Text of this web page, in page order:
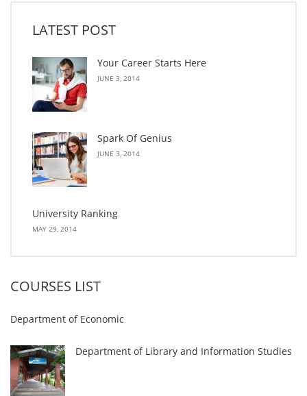
LATEST POST
Your Career Starts Here
JUNE 3, 2014
Spark Of Genius
JUNE 3, 2014
University Ranking
MAY 29, 2014
COURSES LIST
Department of Economic
Department of Library and Information Studies